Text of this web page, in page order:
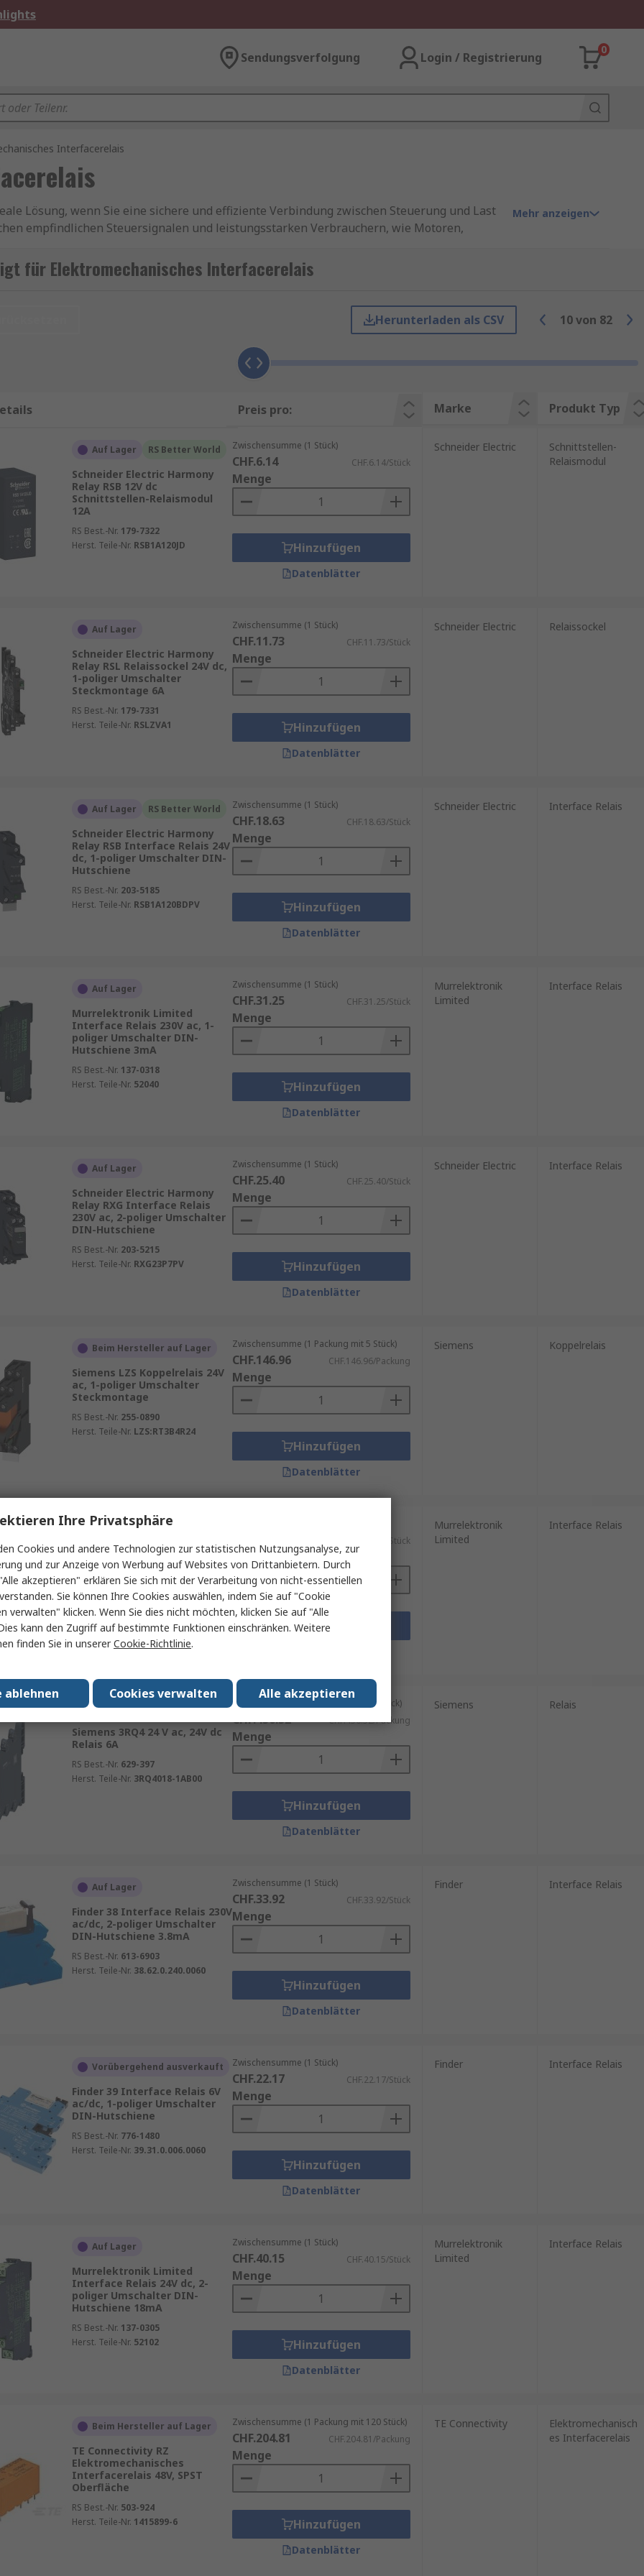
Sendungsverfolgung Login / Registrierung
0
Interfacerelais
Lösung, wenn Sie eine sichere und effiziente Verbindung zwischen Steuerung und Last
empfindlichen Steuersignalen und leistungsstarken Verbrauchern, wie Motoren,
Gebäudeinstallation.
nutzen einen klassischen Spulen- und Kontaktmechanismus, um eine zuverlässige
einfache Verdrahtung und hohe Lebensdauer – selbst unter
Spannungsspitzen und Störungen.
Anwendungen.
(z. B. 12 V, 24 V, 230 V).
und Lüftungen.
komplexen Anlagen.
folgende Kriterien entscheidend:
Integration.
und Qualität.
Mehr anzeigen
für Elektromechanisches Interfacerelais
Herunterladen als CSV 10von 82
Preis pro: Marke Produkt Typ
Auf Lager RS Better World
Schneider Electric Harmony
Relay RSB 12V dc
Schnittstellen-Relaismodul
12A
RS Best.-Nr. 179-7322
Herst. Teile-Nr. RSB1A120JD
Zwischensumme (1 Stück)
CHF.6.14 CHF.6.14/Stück
Menge
Hinzufügen
Datenblätter
Schneider Electric
Schnittstellen-
Relaismodul
Auf Lager
Schneider Electric Harmony
Relay RSL Relaissockel 24V dc,
1-poliger Umschalter
Steckmontage 6A
RS Best.-Nr. 179-7331
Herst. Teile-Nr. RSLZVA1
Zwischensumme (1 Stück)
CHF.11.73 CHF.11.73/Stück
Menge
Hinzufügen
Datenblätter
Schneider Electric Relaissockel
Auf Lager RS Better World
Schneider Electric Harmony
Relay RSB Interface Relais 24V
dc, 1-poliger Umschalter DIN-
Hutschiene
RS Best.-Nr. 203-5185
Herst. Teile-Nr. RSB1A120BDPV
Zwischensumme (1 Stück)
CHF.18.63 CHF.18.63/Stück
Menge
Hinzufügen
Datenblätter
Schneider Electric Interface Relais
Auf Lager
Murrelektronik Limited
Interface Relais 230V ac, 1-
poliger Umschalter DIN-
Hutschiene 3mA
RS Best.-Nr. 137-0318
Herst. Teile-Nr. 52040
Zwischensumme (1 Stück)
CHF.31.25 CHF.31.25/Stück
Menge
Hinzufügen
Datenblätter
Murrelektronik
Limited
Interface Relais
Auf Lager
Schneider Electric Harmony
Relay RXG Interface Relais
230V ac, 2-poliger Umschalter
DIN-Hutschiene
RS Best.-Nr. 203-5215
Herst. Teile-Nr. RXG23P7PV
Zwischensumme (1 Stück)
CHF.25.40 CHF.25.40/Stück
Menge
Hinzufügen
Datenblätter
Schneider Electric Interface Relais
Beim Hersteller auf Lager
Siemens LZS Koppelrelais 24V
ac, 1-poliger Umschalter
Steckmontage
RS Best.-Nr. 255-0890
Herst. Teile-Nr. LZS:RT3B4R24
Zwischensumme (1 Packung mit 5 Stück)
CHF.146.96 CHF.146.96/Packung
Menge
Hinzufügen
Datenblätter
Siemens Koppelrelais
Auf Lager
Murrelektronik Limited
Interface Relais 24V dc DIN-
Hutschiene
RS Best.-Nr.137-0306
Herst. Teile-Nr.3000-12003-3220010
CHF.14.99/Stück
Menge
Hinzufügen
Murrelektronik
Limited
Interface Relais
Vorübergehend ausverkauft
Siemens 3RQ4 24 V ac, 24V dc
Relais 6A
RS Best.-Nr. 629-397
Herst. Teile-Nr. 3RQ4018-1AB00
Zwischensumme (1 Packung mit 10 Stück)
CHF.456.52 CHF.456.52/Packung
Menge
Hinzufügen
Datenblätter
Siemens Relais
Auf Lager
Finder 38 Interface Relais 230V
ac/dc, 2-poliger Umschalter
DIN-Hutschiene 3.8mA
RS Best.-Nr. 613-6903
Herst. Teile-Nr. 38.62.0.240.0060
Zwischensumme (1 Stück)
CHF.33.92 CHF.33.92/Stück
Menge
Hinzufügen
Datenblätter
Finder Interface Relais
Vorübergehend ausverkauft
Finder 39 Interface Relais 6V
ac/dc, 1-poliger Umschalter
DIN-Hutschiene
RS Best.-Nr. 776-1480
Herst. Teile-Nr. 39.31.0.006.0060
Zwischensumme (1 Stück)
CHF.22.17 CHF.22.17/Stück
Menge
Hinzufügen
Datenblätter
Finder Interface Relais
Auf Lager
Murrelektronik Limited
Interface Relais 24V dc, 2-
poliger Umschalter DIN-
Hutschiene 18mA
RS Best.-Nr. 137-0305
Herst. Teile-Nr. 52102
Zwischensumme (1 Stück)
CHF.40.15 CHF.40.15/Stück
Menge
Hinzufügen
Datenblätter
Murrelektronik
Limited
Interface Relais
Beim Hersteller auf Lager
TE Connectivity RZ
Elektromechanisches
Interfacerelais 48V, SPST
Oberfläche
RS Best.-Nr. 503-924
Herst. Teile-Nr. 1415899-6
Zwischensumme (1 Packung mit 120 Stück)
CHF.204.81 CHF.204.81/Packung
Menge
Hinzufügen
Datenblätter
TE Connectivity
Elektromechanisch
es Interfacerelais
Ihre Privatsphäre
Cookies und andere Technologien zur statistischen Nutzungsanalyse, zur
und zur Anzeige von Werbung auf Websites von Drittanbietern. Durch
akzeptieren" erklären Sie sich mit der Verarbeitung von nicht-essentiellen
Sie können Ihre Cookies auswählen, indem Sie auf "Cookie
verwalten" klicken. Wenn Sie dies nicht möchten, klicken Sie auf "Alle
kann den Zugriff auf bestimmte Funktionen einschränken. Weitere
finden Sie in unsererCookie-Richtlinie.
Alle akzeptieren
Cookies verwalten
ablehnen